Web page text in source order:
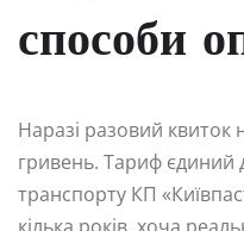
способи
Наразі разовий
гривень. Тариф єдиний
транспорту КП